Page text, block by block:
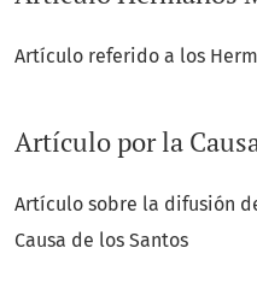
Artículo referido a los
Artículo por la
Artículo sobre la difusión
Causa de los Santos